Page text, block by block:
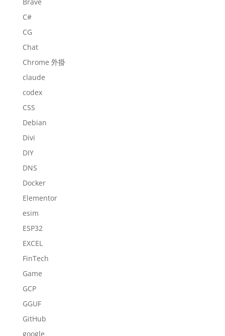
C#
CG
Chat
Chrome 外掛
claude
codex
CSS
Debian
Divi
DIY
DNS
Docker
Elementor
esim
ESP32
EXCEL
FinTech
Game
GCP
GGUF
GitHub
google